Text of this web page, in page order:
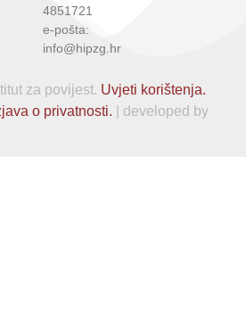
4851721
e-pošta:
info@hipzg.hr
za povijest. Uvjeti korištenja.
o privatnosti. | developed by